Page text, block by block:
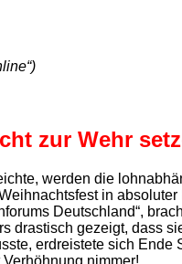
zur Wehr
werden die
in
Deutschland“,
drastisch gezeigt, dass
erdreistete sich Ende
nimmer!